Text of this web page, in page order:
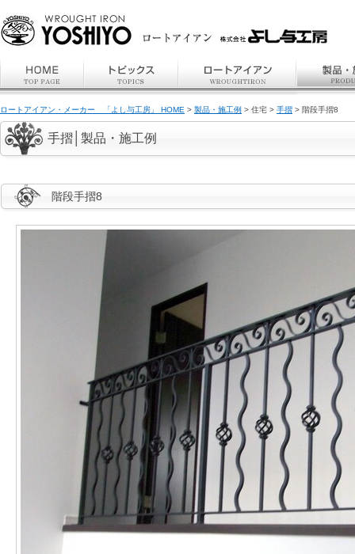
ロートアイアン・メーカー 「よし与工房」 HOME > 製品・施工例 > 住宅 > 手摺 > 階段手摺8
手摺│製品・施工例
階段手摺8